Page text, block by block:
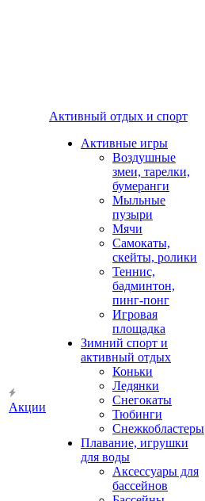
Акции
Активный отдых и спорт
Активные игры
Воздушные
змеи, тарелки,
бумеранги
Мыльные
пузыри
Мячи
Самокаты,
скейты, ролики
Теннис,
бадминтон,
пинг-понг
Игровая
площадка
Зимний спорт и
активный отдых
Коньки
Ледянки
Снегокаты
Тюбинги
Снежкобластеры
Плавание, игрушки
для воды
Аксессуары для
бассейнов